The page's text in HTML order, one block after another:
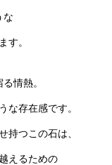
な
す。
情熱。
な存在感です。
持つこの石は、
えるための